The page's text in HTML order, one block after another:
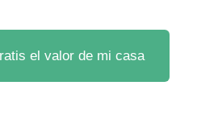
el valor de mi casa